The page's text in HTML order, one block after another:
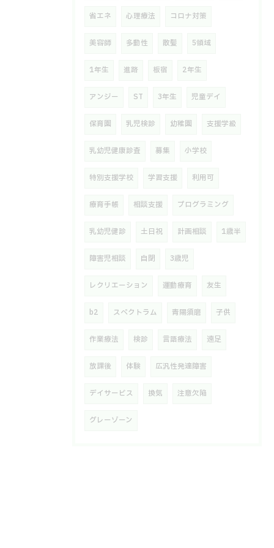
省エネ 心理療法 コロナ対策
美容師 多動性 散髪 5領域
1年生 進路 板宿 2年生
アンジー ST 3年生 児童デイ
保育園 乳児検診 幼稚園 支援学級
乳幼児健康診査 募集 小学校
特別支援学校 学習支援 利用可
療育手帳 相談支援 プログラミング
乳幼児健診 土日祝 計画相談 1歳半
障害児相談 自閉 3歳児
レクリエーション 運動療育 友生
b2 スペクトラム 青陽須磨 子供
作業療法 検診 言語療法 遠足
放課後 体験 広汎性発達障害
デイサービス 換気 注意欠陥
グレーゾーン